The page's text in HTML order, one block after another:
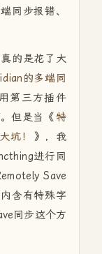
同步报错、
的是花了大
的多端同
第三方插件
但是当《特
坑！
》，我
进行同
Save
含有特殊字
同步这个方